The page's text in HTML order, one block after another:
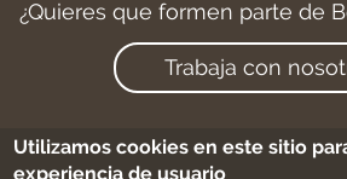
¿Quieres que formen parte de
Trabaja con
Utilizamos cookies en este sitio
experiencia de usuario